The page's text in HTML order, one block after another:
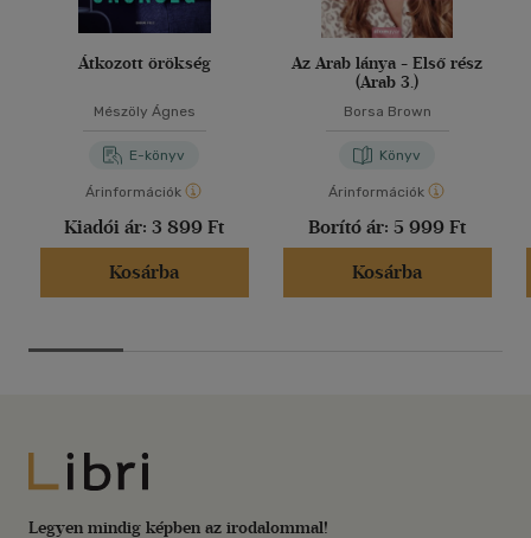
Átkozott örökség
Mészöly Ágnes
E-könyv
Árinformációk
Kiadói ár: 3 899 Ft
Kosárba
Az Arab lánya - Első rész
(Arab 3.)
Borsa Brown
Könyv
Árinformációk
Borító ár: 5 999 Ft
Kosárba
Libri
Legyen mindig képben az irodalommal!